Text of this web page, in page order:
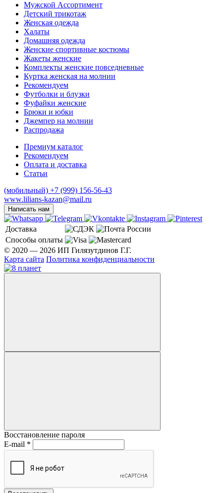
Мужской Ассортимент
Детcкий трикотаж
Женская одежда
Халаты
Домашняя одежда
Женские спортивные костюмы
Жакеты женские
Комплекты женские повседневные
Куртка женская на молнии
Рекомендуем
Футболки и блузки
Фуфайки женские
Брюки и юбки
Джемпер на молнии
Распродажа
Премиум каталог
Рекомендуем
Оплата и доставка
Статьи
(мобильный) +7 (999) 156-56-43
www.lilians-kazan@mail.ru
Написать нам
Доставка
Способы оплаты
© 2020 — 2026 ИП Гилязутдинов Г.Г.
Карта сайта Политика конфиденциальности
Восстановление пароля
E-mail *